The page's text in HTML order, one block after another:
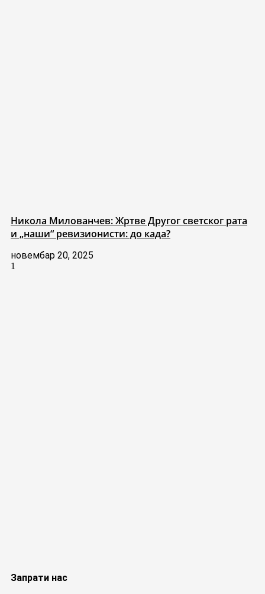
Никола Милованчев: Жртве Другог светског рата
и „наши“ ревизионисти: до када?
новембар 20, 2025
Запрати нас